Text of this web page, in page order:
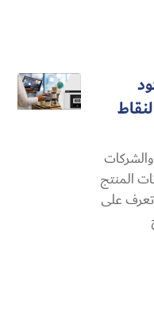
المنتج
تعرف على